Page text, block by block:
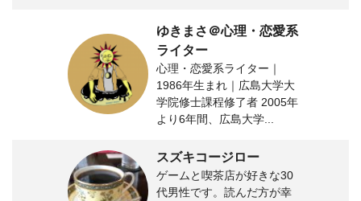
ゆきまさ＠心理・恋愛系
ライター
心理・恋愛系ライター｜
1986年生まれ｜広島大学大
学院修士課程修了者 2005年
より6年間、広島大学...
スズキコージロー
ゲームと喫茶店が好きな30
代男性です。読んだ方が幸